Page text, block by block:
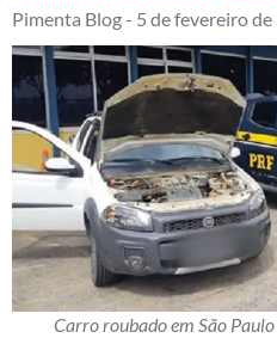
Pimenta Blog - 5 de fevereiro de
Carro roubado em São